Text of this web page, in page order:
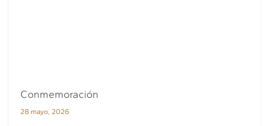
Conmemoración
28 mayo, 2026